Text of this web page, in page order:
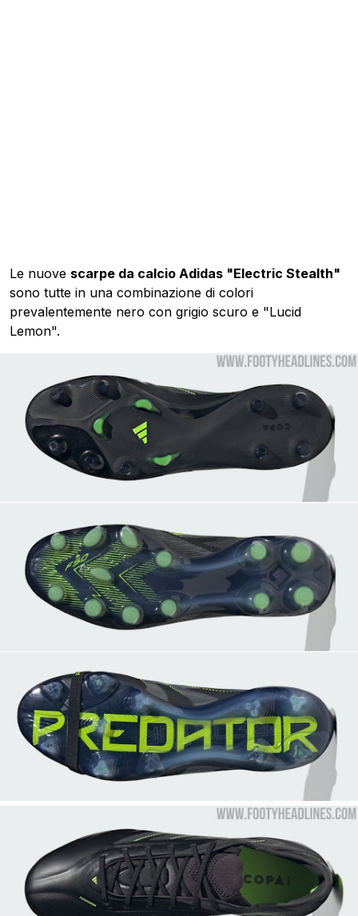
Le nuove scarpe da calcio Adidas "Electric Stealth"
sono tutte in una combinazione di colori
prevalentemente nero con grigio scuro e "Lucid
Lemon".